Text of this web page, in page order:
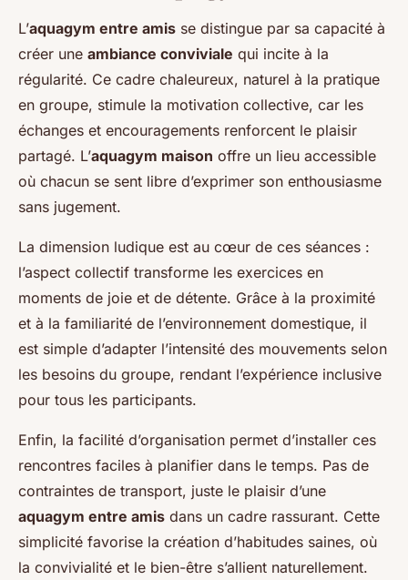
L’aquagym entre amis se distingue par sa capacité à
créer une ambiance conviviale qui incite à la
régularité. Ce cadre chaleureux, naturel à la pratique
en groupe, stimule la motivation collective, car les
échanges et encouragements renforcent le plaisir
partagé. L’aquagym maison offre un lieu accessible
où chacun se sent libre d’exprimer son enthousiasme
sans jugement.
La dimension ludique est au cœur de ces séances :
l’aspect collectif transforme les exercices en
moments de joie et de détente. Grâce à la proximité
et à la familiarité de l’environnement domestique, il
est simple d’adapter l’intensité des mouvements selon
les besoins du groupe, rendant l’expérience inclusive
pour tous les participants.
Enfin, la facilité d’organisation permet d’installer ces
rencontres faciles à planifier dans le temps. Pas de
contraintes de transport, juste le plaisir d’une
aquagym entre amis dans un cadre rassurant. Cette
simplicité favorise la création d’habitudes saines, où
la convivialité et le bien-être s’allient naturellement.